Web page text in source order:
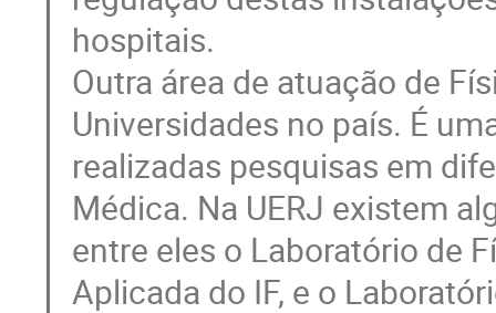
hospitais.
Outra área de atuação de
Universidades no país. É
realizadas pesquisas em
Médica. Na UERJ existem
entre eles o Laboratório de
Aplicada do IF, e o